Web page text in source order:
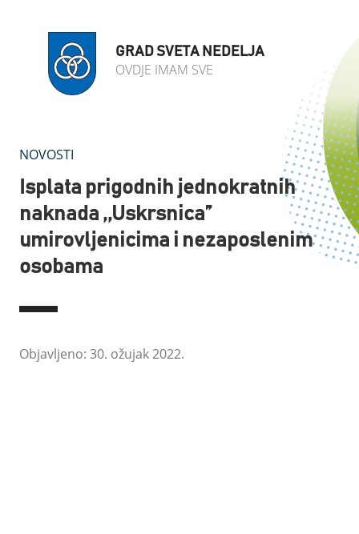
GRAD SVETA NEDELJA
OVDJE IMAM SVE
NOVOSTI
Isplata prigodnih jednokratnih
naknada ,,Uskrsnica”
umirovljenicima i nezaposlenim
osobama
Objavljeno: 30. ožujak 2022.